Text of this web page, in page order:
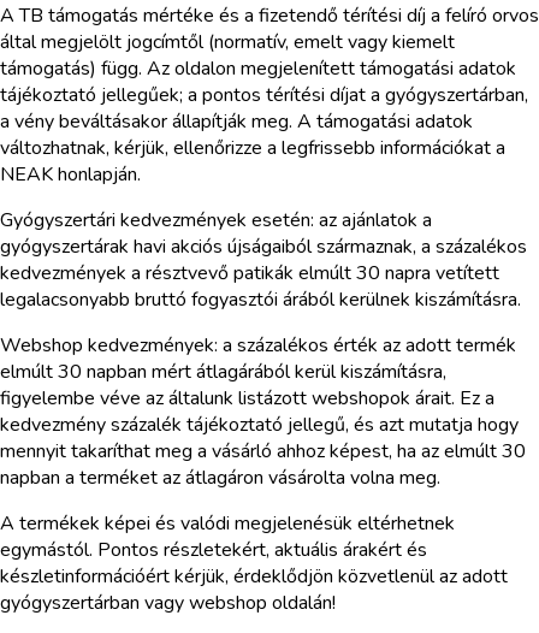
A TB támogatás mértéke és a fizetendő térítési díj a felíró orvos
által megjelölt jogcímtől (normatív, emelt vagy kiemelt
támogatás) függ. Az oldalon megjelenített támogatási adatok
tájékoztató jellegűek; a pontos térítési díjat a gyógyszertárban,
a vény beváltásakor állapítják meg. A támogatási adatok
változhatnak, kérjük, ellenőrizze a legfrissebb információkat a
NEAK honlapján.
Gyógyszertári kedvezmények esetén: az ajánlatok a
gyógyszertárak havi akciós újságaiból származnak, a százalékos
kedvezmények a résztvevő patikák elmúlt 30 napra vetített
legalacsonyabb bruttó fogyasztói árából kerülnek kiszámításra.
Webshop kedvezmények: a százalékos érték az adott termék
elmúlt 30 napban mért átlagárából kerül kiszámításra,
figyelembe véve az általunk listázott webshopok árait. Ez a
kedvezmény százalék tájékoztató jellegű, és azt mutatja hogy
mennyit takaríthat meg a vásárló ahhoz képest, ha az elmúlt 30
napban a terméket az átlagáron vásárolta volna meg.
A termékek képei és valódi megjelenésük eltérhetnek
egymástól. Pontos részletekért, aktuális árakért és
készletinformációért kérjük, érdeklődjön közvetlenül az adott
gyógyszertárban vagy webshop oldalán!